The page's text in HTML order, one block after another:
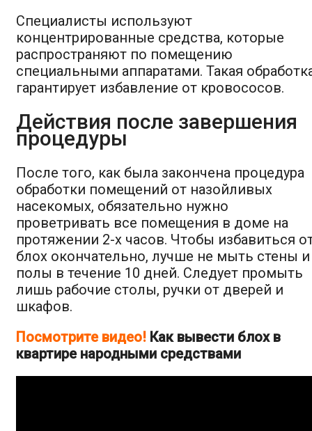
Специалисты используют
концентрированные средства, которые
распространяют по помещению
специальными аппаратами. Такая
гарантирует избавление от кровососов.
Действия после завершения
процедуры
После того, как была закончена процедура
обработки помещений от назойливых
насекомых, обязательно нужно
проветривать все помещения в доме на
протяжении 2-х часов. Чтобы избавиться
блох окончательно, лучше не мыть стены и
полы в течение 10 дней. Следует промыть
лишь рабочие столы, ручки от дверей и
шкафов.
Посмотрите видео! Как вывести блох в
квартире народными средствами